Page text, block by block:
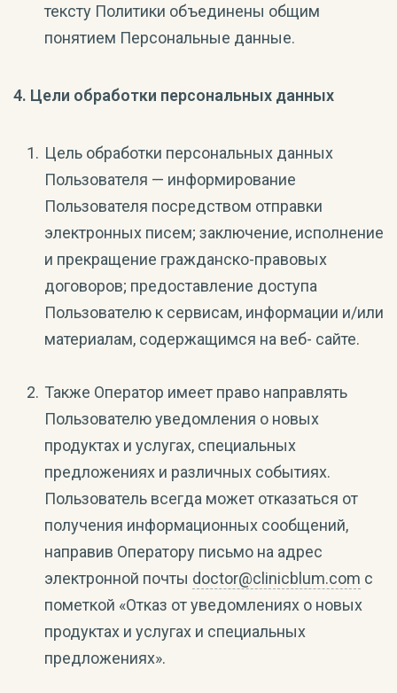
тексту Политики объединены общим
понятием Персональные данные.
4. Цели обработки персональных данных
Цель обработки персональных данных
Пользователя — информирование
Пользователя посредством отправки
электронных писем; заключение, исполнение
и прекращение гражданско-правовых
договоров; предоставление доступа
Пользователю к сервисам, информации и/или
материалам, содержащимся на веб- сайте.
Также Оператор имеет право направлять
Пользователю уведомления о новых
продуктах и услугах, специальных
предложениях и различных событиях.
Пользователь всегда может отказаться от
получения информационных сообщений,
направив Оператору письмо на адрес
электронной почты doctor@clinicblum.com с
пометкой «Отказ от уведомлениях о новых
продуктах и услугах и специальных
предложениях».